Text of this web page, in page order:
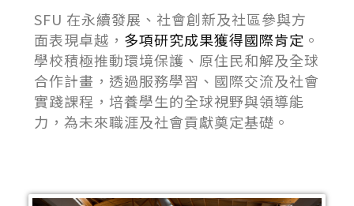
SFU 在永續發展、社會創新及社區參與方
面表現卓越， 多項研究成果獲得國際肯定 。
學校積極推動環境保護、原住民和解及全球
合作計畫，透過服務學習、國際交流及社會
實踐課程，培養學生的全球視野與領導能
力，為未來職涯及社會貢獻奠定基礎。